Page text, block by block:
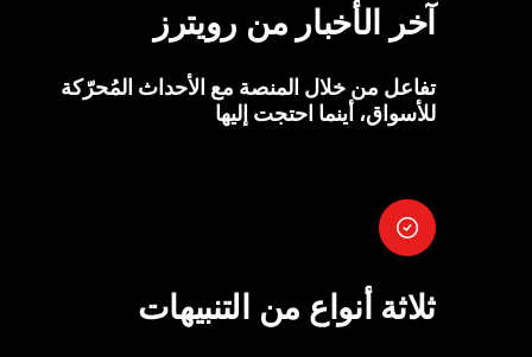
آخر الأخبار من رويترز
تفاعل من خلال المنصة مع الأحداث المُحرّكة
للأسواق، أينما احتجت إليها
ثلاثة أنواع من التنبيهات